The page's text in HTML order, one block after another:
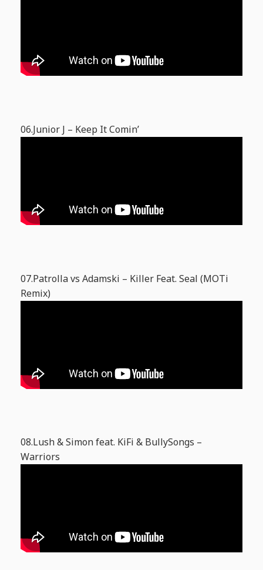
06.Junior J – Keep It Comin’
07.Patrolla vs Adamski – Killer Feat. Seal (MOTi
Remix)
08.Lush & Simon feat. KiFi & BullySongs –
Warriors